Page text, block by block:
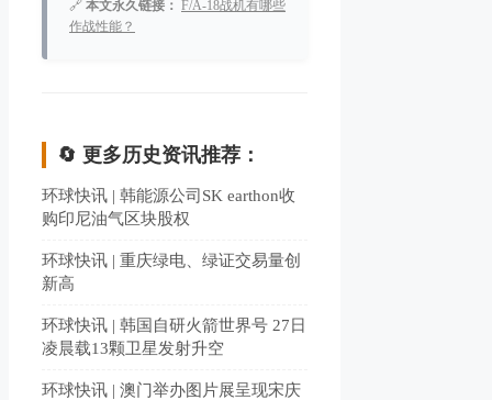
🔗 本文永久链接： F/A-18战机有哪些
作战性能？
🔄 更多历史资讯推荐：
环球快讯 | 韩能源公司SK earthon收
购印尼油气区块股权
环球快讯 | 重庆绿电、绿证交易量创
新高
环球快讯 | 韩国自研火箭世界号 27日
凌晨载13颗卫星发射升空
环球快讯 | 澳门举办图片展呈现宋庆